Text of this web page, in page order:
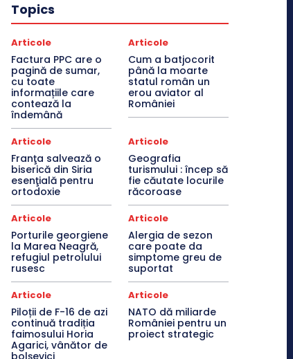
Topics
Articole
Factura PPC are o
pagină de sumar,
cu toate
informațiile care
contează la
îndemână
Articole
Cum a batjocorit
până la moarte
statul român un
erou aviator al
României
Articole
Franţa salvează o
biserică din Siria
esenţială pentru
ortodoxie
Articole
Geografia
turismului : încep să
fie căutate locurile
răcoroase
Articole
Porturile georgiene
la Marea Neagră,
refugiul petrolului
rusesc
Articole
Alergia de sezon
care poate da
simptome greu de
suportat
Articole
Piloții de F-16 de azi
continuă tradiția
faimosului Horia
Agarici, vânător de
bolșevici
Articole
NATO dă miliarde
României pentru un
proiect strategic